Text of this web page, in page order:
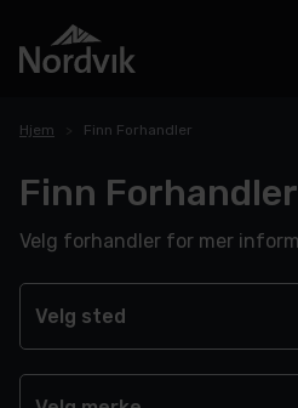
Hjem Finn Forhandler
Finn Forhandler
Velg forhandler for mer